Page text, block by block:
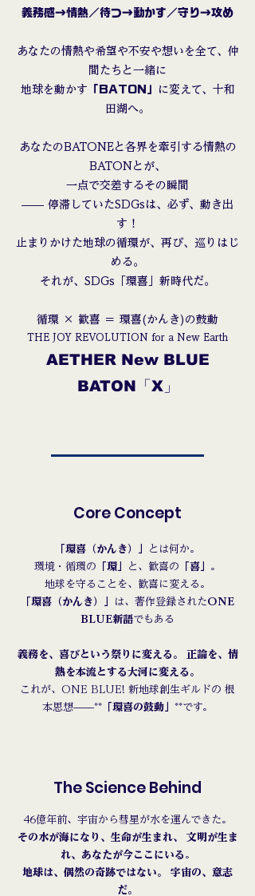
義務感→情熱／待つ→動かす／守り→攻め
あなたの情熱や希望や不安や想いを全て、仲
間たちと一緒に
地球を動かす 「BATON」
に変えて、十和
田湖へ。
あなたのBATONEと各界を牽引する情熱の
BATONとが、
一点で交差するその瞬間
—— 停滞していたSDGsは、必ず、動き出
す！
止まりかけた地球の循環が、再び、巡りはじ
める。
​それが、SDGs「環喜」新時代だ。
循環 × 歓喜 ＝ 環喜(かんき)の鼓動
THE JOY REVOLUTION for a New Earth
AETHER New BLUE
BATON「X」
Core Concept
「環喜（かんき）」
とは何か。
環境・循環の 「環」 と、歓喜の 「喜」 。
地球を守ることを、歓喜に変える。
「環喜（かんき）」
は、著作登録されたONE
BLUE新語でもある
義務を、喜びという祭りに変える。 正論を、情
熱を本流とする大河に変える。
これが、ONE BLUE! 新地球創生ギルドの 根
本思想——** 「環喜の鼓動」 **です。
The Science Behind
46億年前、宇宙から彗星が水を運んできた。
その水が海になり、生命が生まれ、 文明が生ま
れ、あなたが今ここにいる 。
地球は、偶然の奇跡ではない。 宇宙の、意志
だ。